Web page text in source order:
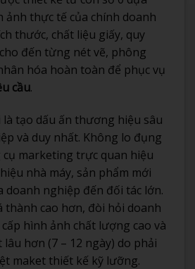
thực tế của chính doanh
thước, chất liệu giấy, quy
đến từng nét vẽ, phông
hóa hoàn toàn để phục vụ
cầu.
tạo dấu ấn thương hiệu sâu
và duy nhất. Không lo đụng
cụ marketing trực quan hiệu
nhà máy, sản phẩm mới
doanh nghiệp đến đối tác lớn.
thành cao hơn, đòi hỏi doanh
hình ảnh chất lượng cao và
hơn (7 – 12 ngày) do phải
maket thiết kế kỹ lưỡng.